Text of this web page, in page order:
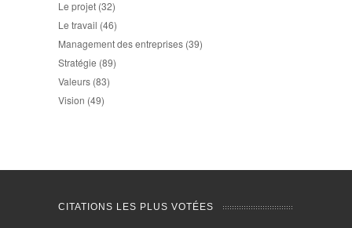
Le projet (32)
Le travail (46)
Management des entreprises (39)
Stratégie (89)
Valeurs (83)
Vision (49)
CITATIONS LES PLUS VOTÉES